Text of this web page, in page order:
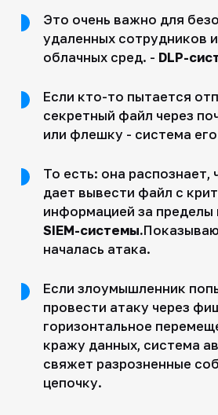
Это очень важно для
удаленных сотрудников
облачных сред. - DLP-
Если кто-то пытается
секретный файл через
или флешку - система
То есть: она распознает,
дает вывести файл с
информацией за пределы
SIEM-системы.
началась атака.
Если злоумышленник
провести атаку через
горизонтальное
кражу данных, система
свяжет разрозненные
цепочку.